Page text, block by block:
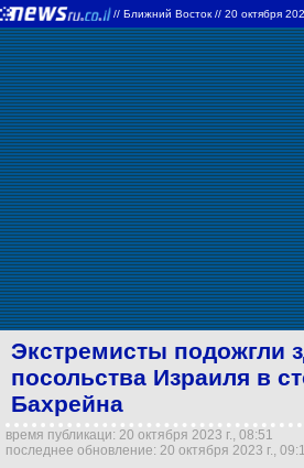
//Ближний Восток// 20 октября
Экстремисты подожгли
посольства Израиля в
Бахрейна
время публикаци: 20 октября 2023 г., 08:51
последнее обновление: 20 октября 2023 г.,